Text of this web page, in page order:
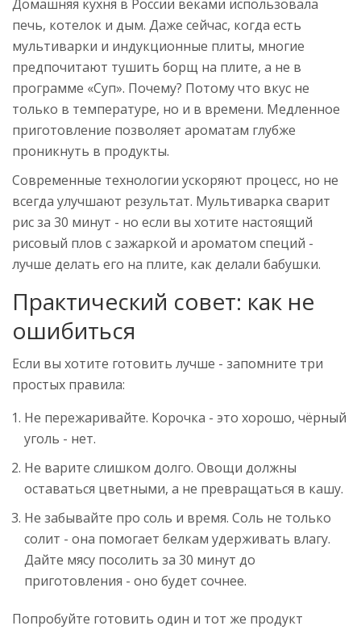
Домашняя кухня в России веками использовала
печь, котелок и дым. Даже сейчас, когда есть
мультиварки и индукционные плиты, многие
предпочитают тушить борщ на плите, а не в
программе «Суп». Почему? Потому что вкус не
только в температуре, но и в времени. Медленное
приготовление позволяет ароматам глубже
проникнуть в продукты.
Современные технологии ускоряют процесс, но не
всегда улучшают результат. Мультиварка сварит
рис за 30 минут - но если вы хотите настоящий
рисовый плов с зажаркой и ароматом специй -
лучше делать его на плите, как делали бабушки.
Практический совет: как не
ошибиться
Если вы хотите готовить лучше - запомните три
простых правила:
Не пережаривайте. Корочка - это хорошо, чёрный
уголь - нет.
Не варите слишком долго. Овощи должны
оставаться цветными, а не превращаться в кашу.
Не забывайте про соль и время. Соль не только
солит - она помогает белкам удерживать влагу.
Дайте мясу посолить за 30 минут до
приготовления - оно будет сочнее.
Попробуйте готовить один и тот же продукт